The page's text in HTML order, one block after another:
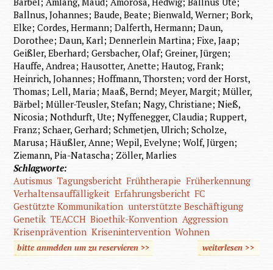
Ballnus, Johannes; Baude, Beate; Bienwald, Werner; Bork,
Elke; Cordes, Hermann; Dalferth, Hermann; Daun,
Dorothee; Daun, Karl; Dennerlein Martina; Fixe, Jaap;
Geißler, Eberhard; Gersbacher, Olaf; Greiner, Jürgen;
Hauffe, Andrea; Hausotter, Anette; Hautog, Frank;
Heinrich, Johannes; Hoffmann, Thorsten; vord der Horst,
Thomas; Lell, Maria; Maaß, Bernd; Meyer, Margit; Müller,
Bärbel; Müller-Teusler, Stefan; Nagy, Christiane; Nieß,
Nicosia; Nothdurft, Ute; Nyffenegger, Claudia; Ruppert,
Franz; Schaer, Gerhard; Schmetjen, Ulrich; Scholze,
Marusa; Häußler, Anne; Wepil, Evelyne; Wolf, Jürgen;
Ziemann, Pia-Natascha; Zöller, Marlies
Schlagworte:
Autismus Tagungsbericht Frühtherapie Früherkennung
Verhaltensauffälligkeit Erfahrungsbericht FC
Gestützte Kommunikation unterstützte Beschäftigung
Genetik TEACCH Bioethik-Konvention Aggression
Krisenprävention Krisenintervention Wohnen
bitte anmelden um zu reservieren >> weiterlesen>>